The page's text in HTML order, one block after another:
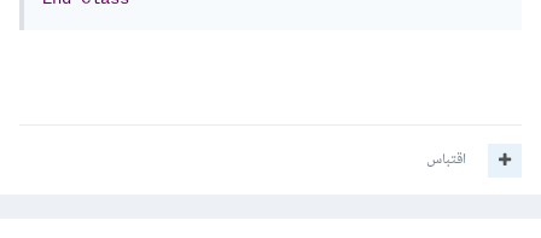
اقتباس